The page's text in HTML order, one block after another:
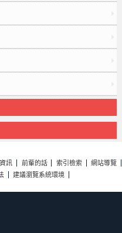
訊 前輩的話 索引檢索
網站導覽
建議瀏覽系統環境